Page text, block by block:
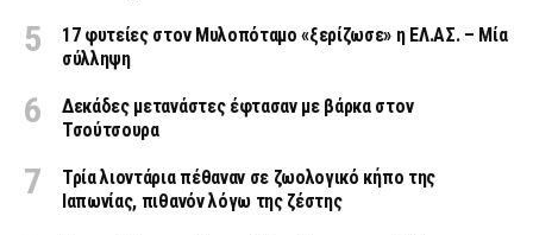
17 φυτείες στον Μυλοπόταμο «ξερίζωσε» η ΕΛ.ΑΣ. – Μία
σύλληψη
Δεκάδες μετανάστες έφτασαν με βάρκα στον
Τσούτσουρα
Τρία λιοντάρια πέθαναν σε ζωολογικό κήπο της
Ιαπωνίας, πιθανόν λόγω της ζέστης